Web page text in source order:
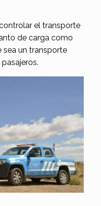
el transporte
de carga como
sea un transporte